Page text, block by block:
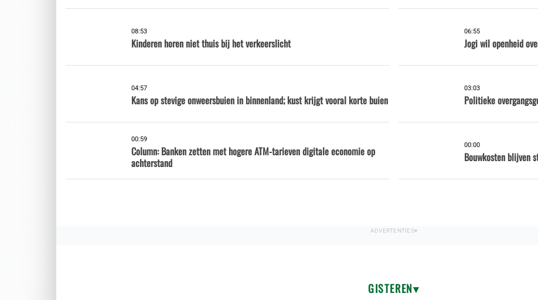
08:53
Kinderen horen niet thuis bij het verkeerslicht
06:55
Jogi wil openheid
04:57
Kans op stevige onweersbuien in binnenland; kust krijgt vooral korte buien
03:03
Politieke
00:59
Column: Banken zetten met hogere ATM-tarieven digitale economie op
achterstand
00:00
Bouwkosten blijven
GISTEREN